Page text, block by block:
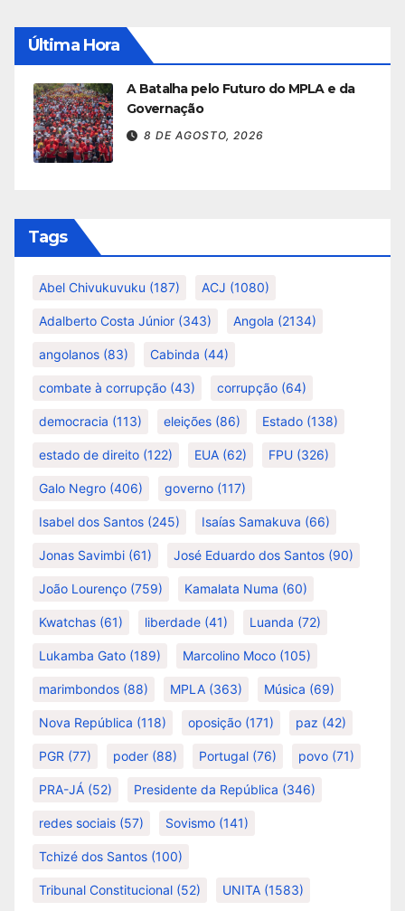
Última Hora
A Batalha pelo Futuro do MPLA e da
Governação
8 DE AGOSTO, 2026
Tags
Abel Chivukuvuku (187) ACJ (1080)
Adalberto Costa Júnior (343) Angola (2134)
angolanos (83) Cabinda (44)
combate à corrupção (43) corrupção (64)
democracia (113) eleições (86) Estado (138)
estado de direito (122) EUA (62) FPU (326)
Galo Negro (406) governo (117)
Isabel dos Santos (245) Isaías Samakuva (66)
Jonas Savimbi (61) José Eduardo dos Santos (90)
João Lourenço (759) Kamalata Numa (60)
Kwatchas (61) liberdade (41) Luanda (72)
Lukamba Gato (189) Marcolino Moco (105)
marimbondos (88) MPLA (363) Música (69)
Nova República (118) oposição (171) paz (42)
PGR (77) poder (88) Portugal (76) povo (71)
PRA-JÁ (52) Presidente da República (346)
redes sociais (57) Sovismo (141)
Tchizé dos Santos (100)
Tribunal Constitucional (52) UNITA (1583)